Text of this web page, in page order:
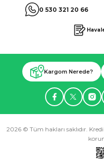
0 530 321 20 66
Kargom Nerede?
2026 © Tüm hakları saklıdır.